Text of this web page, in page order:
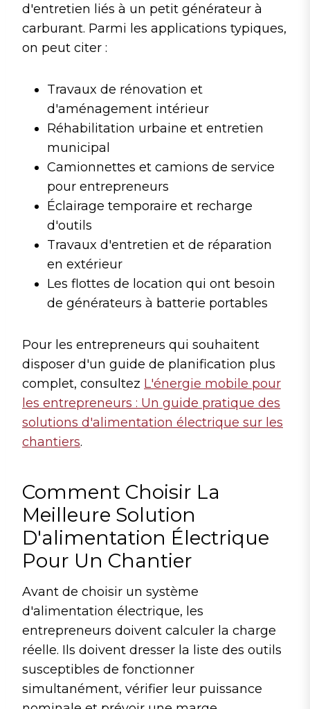
d'entretien liés à un petit générateur à
carburant. Parmi les applications typiques,
on peut citer :
Travaux de rénovation et
d'aménagement intérieur
Réhabilitation urbaine et entretien
municipal
Camionnettes et camions de service
pour entrepreneurs
Éclairage temporaire et recharge
d'outils
Travaux d'entretien et de réparation
en extérieur
Les flottes de location qui ont besoin
de générateurs à batterie portables
Pour les entrepreneurs qui souhaitent
disposer d'un guide de planification plus
complet, consultez L'énergie mobile pour
les entrepreneurs : Un guide pratique des
solutions d'alimentation électrique sur les
chantiers.
Comment Choisir La
Meilleure Solution
D'alimentation Électrique
Pour Un Chantier
Avant de choisir un système
d'alimentation électrique, les
entrepreneurs doivent calculer la charge
réelle. Ils doivent dresser la liste des outils
susceptibles de fonctionner
simultanément, vérifier leur puissance